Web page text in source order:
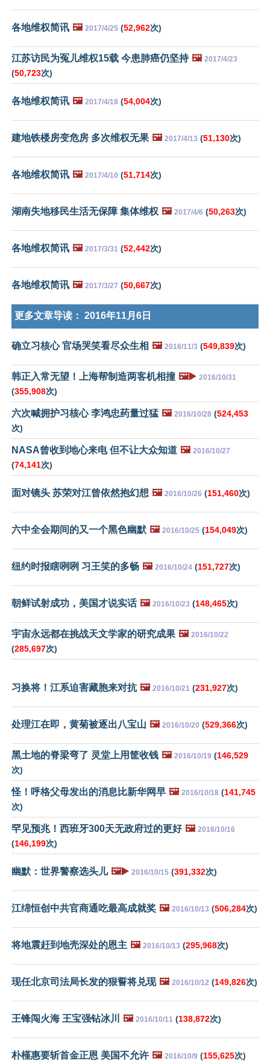
各地维权简讯 🖼️ 2017/4/25 (52,962次)
江苏访民为冤儿维权15载 今患肺癌仍坚持 🖼️ 2017/4/23
(50,723次)
各地维权简讯 🖼️ 2017/4/18 (54,004次)
建地铁楼房变危房 多次维权无果 🖼️ 2017/4/13 (51,130次)
各地维权简讯 🖼️ 2017/4/10 (51,714次)
湖南失地移民生活无保障 集体维权 🖼️ 2017/4/6 (50,263次)
各地维权简讯 🖼️ 2017/3/31 (52,442次)
各地维权简讯 🖼️ 2017/3/27 (50,667次)
更多文章导读： 2016年11月6日
确立习核心 官场哭笑看尽众生相 🖼️ 2016/11/3 (549,839次)
韩正入常无望！上海帮制造两客机相撞 🖼️▶️ 2016/10/31
(355,908次)
六次喊拥护习核心 李鸿忠药量过猛 🖼️ 2016/10/28 (524,453
次)
NASA曾收到地心来电 但不让大众知道 🖼️ 2016/10/27
(74,141次)
面对镜头 苏荣对江曾依然抱幻想 🖼️ 2016/10/26 (151,460次)
六中全会期间的又一个黑色幽默 🖼️ 2016/10/25 (154,049次)
纽约时报瞎咧咧 习王笑的多畅 🖼️ 2016/10/24 (151,727次)
朝鲜试射成功，美国才说实话 🖼️ 2016/10/23 (148,465次)
宇宙永远都在挑战天文学家的研究成果 🖼️ 2016/10/22
(285,697次)
习换将！江系迫害藏胞来对抗 🖼️ 2016/10/21 (231,927次)
处理江在即，黄菊被逐出八宝山 🖼️ 2016/10/20 (529,366次)
黑土地的脊梁弯了 灵堂上用筐收钱 🖼️ 2016/10/19 (146,529
次)
怪！呼格父母发出的消息比新华网早 🖼️ 2016/10/18 (141,745
次)
罕见预兆！西班牙300天无政府过的更好 🖼️ 2016/10/16
(146,199次)
幽默：世界警察选头儿 🖼️▶️ 2016/10/15 (391,332次)
江绵恒创中共官商通吃最高成就奖 🖼️ 2016/10/13 (506,284次)
将地震赶到地壳深处的恩主 🖼️ 2016/10/13 (295,968次)
现任北京司法局长发的狠誓将兑现 🖼️ 2016/10/12 (149,826次)
王锋闯火海 王宝强钻冰川 🖼️ 2016/10/11 (138,872次)
朴槿惠要斩首金正恩 美国不允许 🖼️ 2016/10/9 (155,625次)